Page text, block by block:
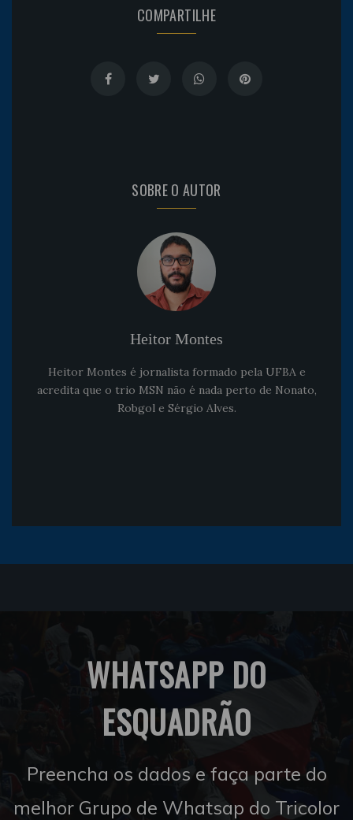
COMPARTILHE
SOBRE O AUTOR
Heitor Montes
Heitor Montes é jornalista formado pela UFBA e
acredita que o trio MSN não é nada perto de Nonato,
Robgol e Sérgio Alves.
WHATSAPP DO
ESQUADRÃO
Preencha os dados e faça parte do
melhor Grupo de Whatsap do Tricolor